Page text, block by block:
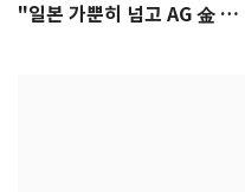
"일본 가뿐히 넘고 AG 金 따겠